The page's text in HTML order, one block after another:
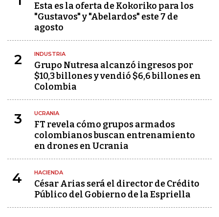
Esta es la oferta de Kokoriko para los
"Gustavos" y "Abelardos" este 7 de
agosto
2 INDUSTRIA
Grupo Nutresa alcanzó ingresos por
$10,3 billones y vendió $6,6 billones en
Colombia
3 UCRANIA
FT revela cómo grupos armados
colombianos buscan entrenamiento
en drones en Ucrania
4 HACIENDA
César Arias será el director de Crédito
Público del Gobierno de la Espriella